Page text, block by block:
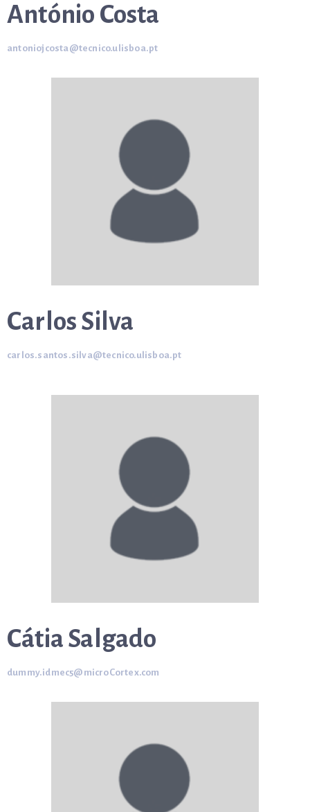
António Costa
antoniojcosta@tecnico.ulisboa.pt
Carlos Silva
carlos.santos.silva@tecnico.ulisboa.pt
Cátia Salgado
dummy.idmec5@microCortex.com